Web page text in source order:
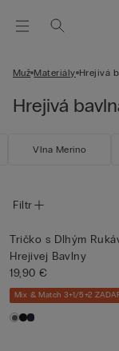
Muž Materiály Hrejivá
Hrejivá
Vlna Merino
Filtr
Tričko s Dlhým
Hrejivej Bavlny
19,90 €
Mix & Match 3+1/5+2